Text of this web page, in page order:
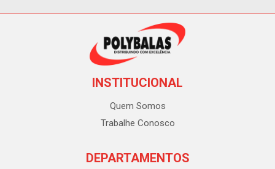
INSTITUCIONAL
Quem Somos
Trabalhe Conosco
DEPARTAMENTOS